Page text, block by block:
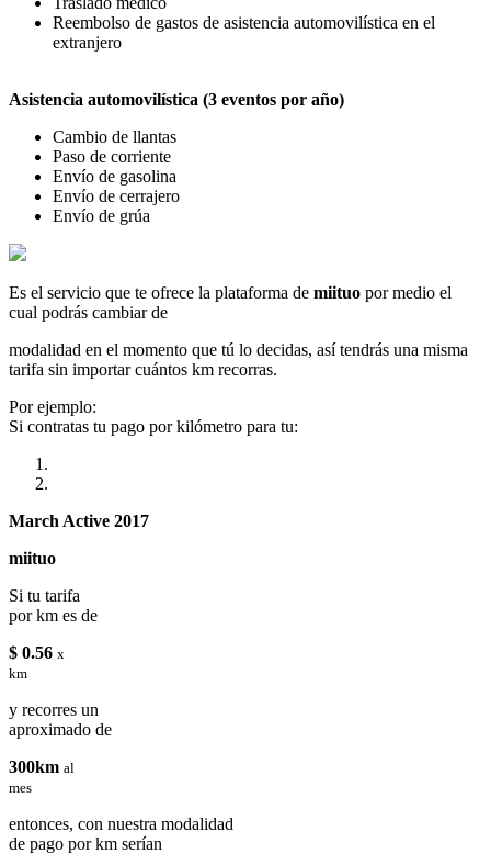
Reembolso de gastos de asistencia automovilística en el
extranjero
Asistencia automovilística (3 eventos por año)
Cambio de llantas
Paso de corriente
Envío de gasolina
Envío de cerrajero
Envío de grúa
Es el servicio que te ofrece la plataforma de miituo por medio el
cual podrás cambiar de
modalidad en el momento que tú lo decidas, así tendrás una misma
tarifa sin importar cuántos km recorras.
Por ejemplo:
Si contratas tu pago por kilómetro para tu:
March Active 2017
miituo
Si tu tarifa
por km es de
$ 0.56 x
km
y recorres un
aproximado de
300km al
mes
entonces, con nuestra modalidad
de pago por km serían